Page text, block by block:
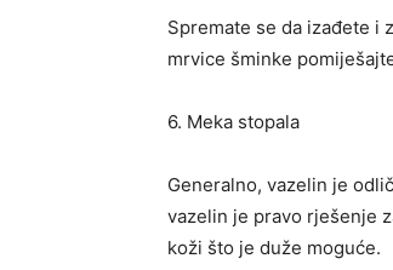
Spremate se da izađete i
mrvice šminke
6. Meka stopala
Generalno, vazelin je
vazelin je pravo rješenje
koži što je duže moguće.